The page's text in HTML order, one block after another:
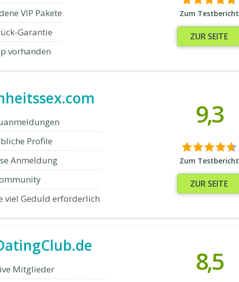
VIP Pakete
Garantie
vorhanden
Zum Testbericht
ZUR SEITE
Profile
Anmeldung
viel Geduld erforderlich
9,3
Zum Testbericht
ZUR SEITE
Mitglieder
8,5